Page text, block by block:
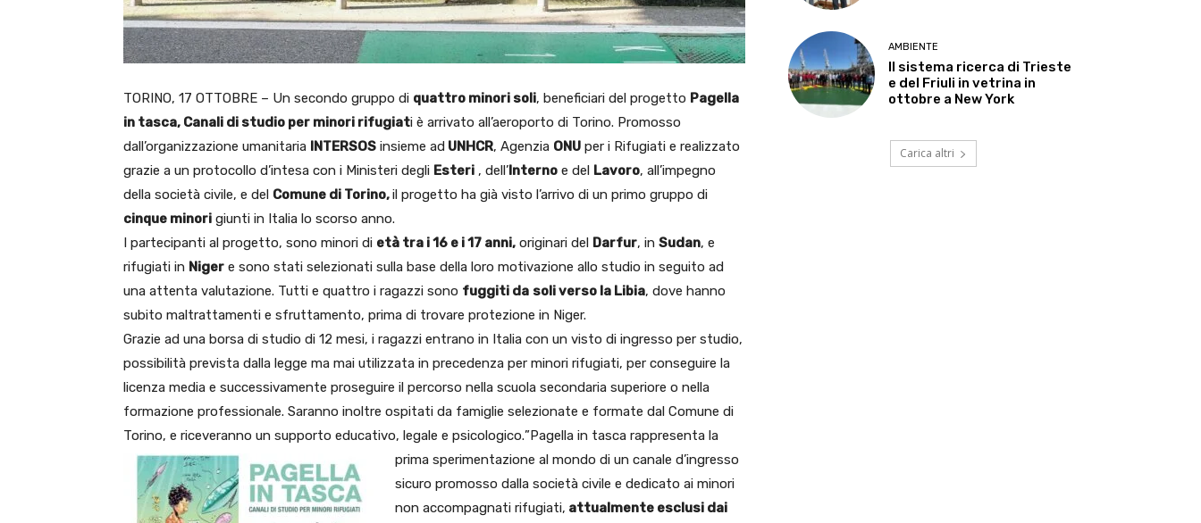
TORINO, 17 OTTOBRE – Un secondo gruppo di quattro minori soli, beneficiari del progetto Pagella
in tasca, Canali di studio per minori rifugiati è arrivato all’aeroporto di Torino. Promosso
dall’organizzazione umanitaria INTERSOS insieme ad UNHCR, Agenzia ONU per i Rifugiati e realizzato
grazie a un protocollo d’intesa con i Ministeri degli Esteri , dell’Interno e del Lavoro, all’impegno
della società civile, e del Comune di Torino,il progetto ha già visto l’arrivo di un primo gruppo di
cinque minori giunti in Italia lo scorso anno.
I partecipanti al progetto, sono minori di età tra i 16 e i 17 anni, originari del Darfur, in Sudan, e
rifugiati in Niger e sono stati selezionati sulla base della loro motivazione allo studio in seguito ad
una attenta valutazione. Tutti e quattro i ragazzi sono fuggiti da soli verso la Libia, dove hanno
subito maltrattamenti e sfruttamento, prima di trovare protezione in Niger.
Grazie ad una borsa di studio di 12 mesi, i ragazzi entrano in Italia con un visto di ingresso per studio,
possibilità prevista dalla legge ma mai utilizzata in precedenza per minori rifugiati, per conseguire la
licenza media e successivamente proseguire il percorso nella scuola secondaria superiore o nella
formazione professionale. Saranno inoltre ospitati da famiglie selezionate e formate dal Comune di
Torino, e riceveranno un supporto educativo, legale e psicologico.”Pagella in tasca rappresenta la
prima sperimentazione al mondo di un canale d’ingresso
sicuro promosso dalla società civile e dedicato ai minori
non accompagnati rifugiati, attualmente esclusi dai
AMBIENTE
Il sistema ricerca di Trieste
e del Friuli in vetrina in
ottobre a New York
Carica altri